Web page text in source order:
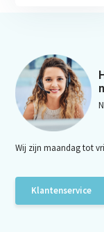
Wij zijn maandag tot
Klantenservice